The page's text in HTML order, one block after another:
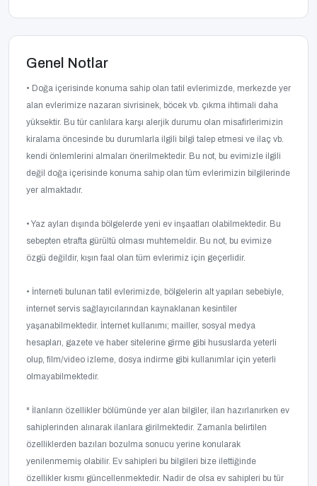
Genel Notlar
• Doğa içerisinde konuma sahip olan tatil evlerimizde, merkezde yer
alan evlerimize nazaran sivrisinek, böcek vb. çıkma ihtimali daha
yüksektir. Bu tür canlılara karşı alerjik durumu olan misafirlerimizin
kiralama öncesinde bu durumlarla ilgili bilgi talep etmesi ve ilaç vb.
kendi önlemlerini almaları önerilmektedir. Bu not, bu evimizle ilgili
değil doğa içerisinde konuma sahip olan tüm evlerimizin bilgilerinde
yer almaktadır.
• Yaz ayları dışında bölgelerde yeni ev inşaatları olabilmektedir. Bu
sebepten etrafta gürültü olması muhtemeldir. Bu not, bu evimize
özgü değildir, kışın faal olan tüm evlerimiz için geçerlidir.
• İnterneti bulunan tatil evlerimizde, bölgelerin alt yapıları sebebiyle,
internet servis sağlayıcılarından kaynaklanan kesintiler
yaşanabilmektedir. İnternet kullanımı; mailler, sosyal medya
hesapları, gazete ve haber sitelerine girme gibi hususlarda yeterli
olup, film/video izleme, dosya indirme gibi kullanımlar için yeterli
olmayabilmektedir.
* İlanların özellikler bölümünde yer alan bilgiler, ilan hazırlanırken ev
sahiplerinden alınarak ilanlara girilmektedir. Zamanla belirtilen
özelliklerden bazıları bozulma sonucu yerine konularak
yenilenmemiş olabilir. Ev sahipleri bu bilgileri bize ilettiğinde
özellikler kısmı güncellenmektedir. Nadir de olsa ev sahipleri bu tür